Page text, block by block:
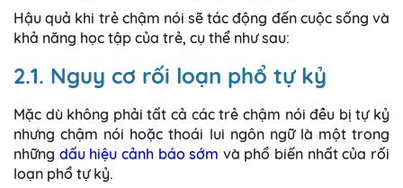
Hậu quả khi trẻ chậm nói sẽ tác động đến cuộc sống và
khả năng học tập của trẻ, cụ thể như sau:
2.1. Nguy cơ rối loạn phổ tự kỷ
Mặc dù không phải tất cả các trẻ chậm nói đều bị tự kỷ
nhưng chậm nói hoặc thoái lui ngôn ngữ là một trong
những dấu hiệu cảnh báo sớm và phổ biến nhất của rối
loạn phổ tự kỷ.